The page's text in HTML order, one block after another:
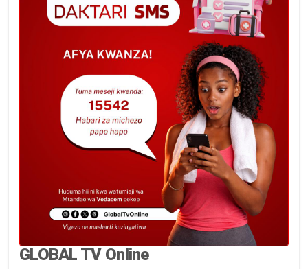
GLOBAL TV Online